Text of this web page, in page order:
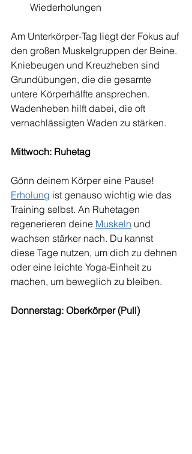
Wiederholungen
Am Unterkörper-Tag liegt der Fokus auf
den großen Muskelgruppen der Beine.
Kniebeugen und Kreuzheben sind
Grundübungen, die die gesamte
untere Körperhälfte ansprechen.
Wadenheben hilft dabei, die oft
vernachlässigten Waden zu stärken.
Mittwoch: Ruhetag
Gönn deinem Körper eine Pause!
Erholung ist genauso wichtig wie das
Training selbst. An Ruhetagen
regenerieren deine Muskeln und
wachsen stärker nach. Du kannst
diese Tage nutzen, um dich zu dehnen
oder eine leichte Yoga-Einheit zu
machen, um beweglich zu bleiben.
Donnerstag: Oberkörper (Pull)